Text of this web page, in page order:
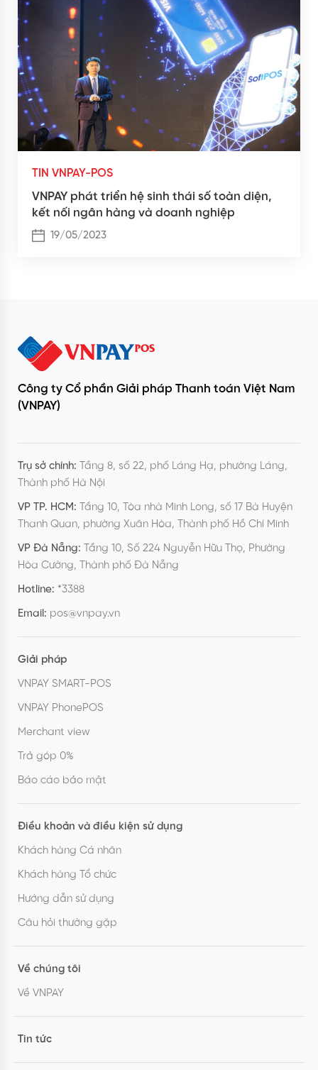
TIN VNPAY-POS
VNPAY phát triển hệ sinh thái số toàn diện,
kết nối ngân hàng và doanh nghiệp
19/05/2023
Công ty Cổ phần Giải pháp Thanh toán Việt Nam
(VNPAY)
Trụ sở chính: Tầng 8, số 22, phố Láng Hạ, phường Láng,
Thành phố Hà Nội
VP TP. HCM: Tầng 10, Tòa nhà Minh Long, số 17 Bà Huyện
Thanh Quan, phường Xuân Hòa, Thành phố Hồ Chí Minh
VP Đà Nẵng: Tầng 10, Số 224 Nguyễn Hữu Thọ, Phường
Hòa Cường, Thành phố Đà Nẵng
Hotline: *3388
Email: pos@vnpay.vn
Giải pháp
VNPAY SMART-POS
VNPAY PhonePOS
Merchant view
Trả góp 0%
Báo cáo bảo mật
Điều khoản và điều kiện sử dụng
Khách hàng Cá nhân
Khách hàng Tổ chức
Hướng dẫn sử dụng
Câu hỏi thường gặp
Về chúng tôi
Về VNPAY
Tin tức